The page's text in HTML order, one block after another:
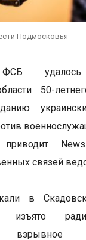
Подмосковья
ФСБ удалось
50-
связей
в
взрывное